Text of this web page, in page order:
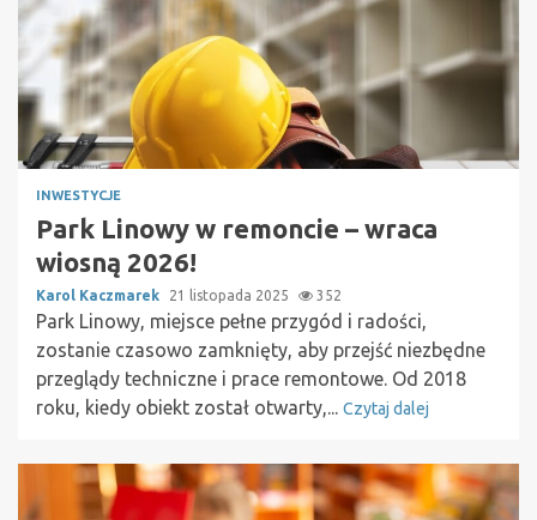
INWESTYCJE
Park Linowy w remoncie – wraca
wiosną 2026!
Karol Kaczmarek 21 listopada 2025 352
Park Linowy, miejsce pełne przygód i radości,
zostanie czasowo zamknięty, aby przejść niezbędne
przeglądy techniczne i prace remontowe. Od 2018
roku, kiedy obiekt został otwarty,... Czytaj dalej